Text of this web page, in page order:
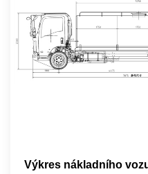
Výkres nákladního